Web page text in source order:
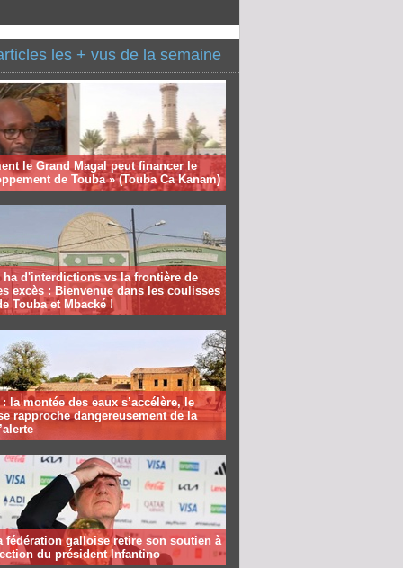
les + vus de la semaine
le Grand Magal peut financer le
de Touba » (Touba Ca Kanam)
ha d'interdictions vs la frontière de
excès : Bienvenue dans les coulisses
Touba et Mbacké !
la montée des eaux s’accélère, le
rapproche dangereusement de la
fédération galloise retire son soutien à
du président Infantino